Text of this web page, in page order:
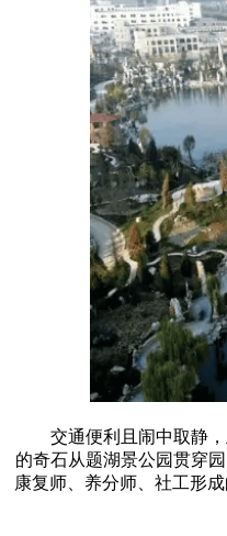
交通便利且闹中取静，
的奇石从题湖景公园贯穿
康复师、养分师、社工形